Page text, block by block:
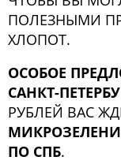
ПОЛЕЗНЫМИ
ХЛОПОТ.
ОСОБОЕ
САНКТ-
РУБЛЕЙ ВАС
ПО СПБ.